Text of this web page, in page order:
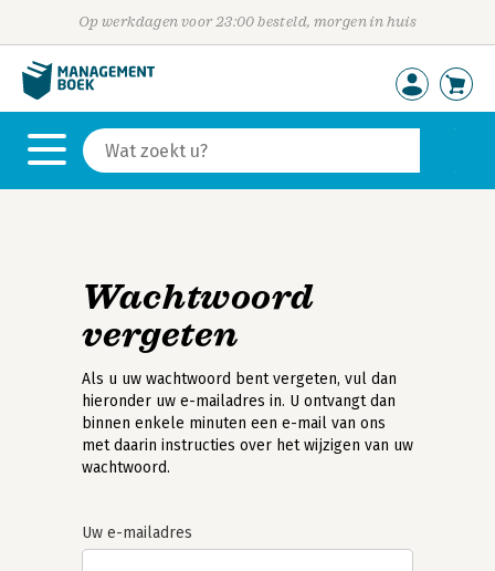
Op werkdagen voor 23:00 besteld, morgen in huis
Wachtwoord
vergeten
Als u uw wachtwoord bent vergeten, vul dan
hieronder uw e-mailadres in. U ontvangt dan
binnen enkele minuten een e-mail van ons
met daarin instructies over het wijzigen van uw
wachtwoord.
Uw e-mailadres